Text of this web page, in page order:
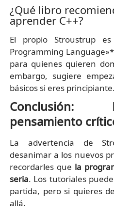
¿Qué libro
aprender C++?
El propio Stroustrup
Programming
para quienes quieren
embargo, sugiere
básicos si eres principiante.
pensamiento
La advertencia de
desanimar a los nuevos
recordarles que la
seria. Los tutoriales
partida, pero si quieres
allá.